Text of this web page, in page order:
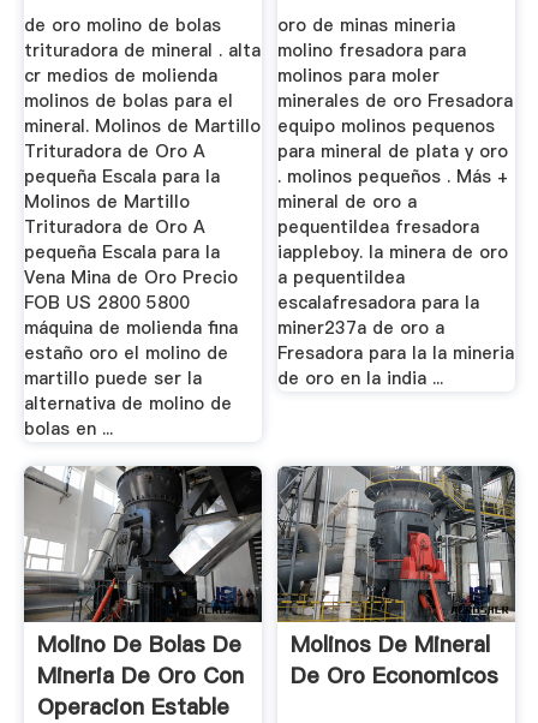
de oro molino de bolas
trituradora de mineral . alta
cr medios de molienda
molinos de bolas para el
mineral. Molinos de Martillo
Trituradora de Oro A
pequeña Escala para la
Molinos de Martillo
Trituradora de Oro A
pequeña Escala para la
Vena Mina de Oro Precio
FOB US 2800 5800
máquina de molienda fina
estaño oro el molino de
martillo puede ser la
alternativa de molino de
bolas en ...
oro de minas mineria
molino fresadora para
molinos para moler
minerales de oro Fresadora
equipo molinos pequenos
para mineral de plata y oro
. molinos pequeños . Más +
mineral de oro a
pequentildea fresadora
iappleboy. la minera de oro
a pequentildea
escalafresadora para la
miner237a de oro a
Fresadora para la la mineria
de oro en la india ...
Molino De Bolas De
Mineria De Oro Con
Operacion Estable
Molinos De Mineral
De Oro Economicos